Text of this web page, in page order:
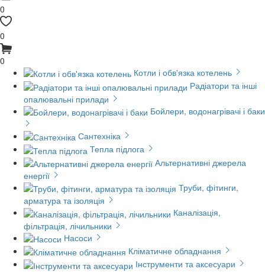
0
0
0
Котли і обв'язка котелень
Радіатори та інші
опалювальні прилади
Бойлери, водонагрівачі і баки
Сантехніка
Тепла підлога
Альтернативні джерела
енергії
Труби, фітинги,
арматура та ізоляція
Каналізація,
фільтрація, лічильники
Насоси
Кліматичне обладнання
Інструменти та аксесуари